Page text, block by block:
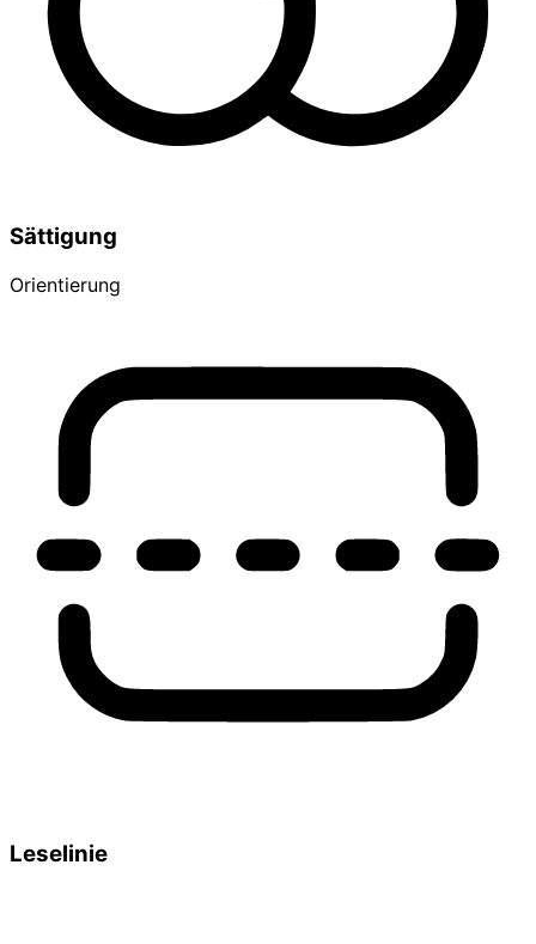
Sättigung
Orientierung
Leselinie